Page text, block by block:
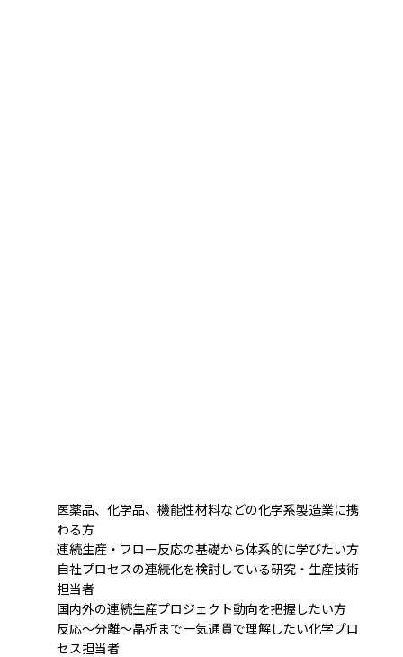
医薬品、化学品、機能性材料などの化学系製造業に携
わる方
連続生産・フロー反応の基礎から体系的に学びたい方
自社プロセスの連続化を検討している研究・生産技術
担当者
国内外の連続生産プロジェクト動向を把握したい方
反応～分離～晶析まで一気通貫で理解したい化学プロ
セス担当者